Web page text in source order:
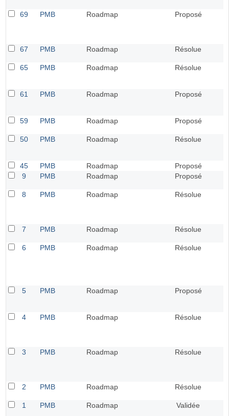
69 PMB Roadmap Proposé
67 PMB Roadmap Résolue
65 PMB Roadmap Résolue
61 PMB Roadmap Proposé
59 PMB Roadmap Proposé
50 PMB Roadmap Résolue
45 PMB Roadmap
Proposé
9
PMB Roadmap Proposé
8 PMB Roadmap Résolue
7 PMB Roadmap Résolue
6 PMB Roadmap Résolue
5 PMB Roadmap Proposé
4 PMB Roadmap Résolue
3 PMB Roadmap Résolue
2 PMB Roadmap Résolue
1 PMB Roadmap Validée